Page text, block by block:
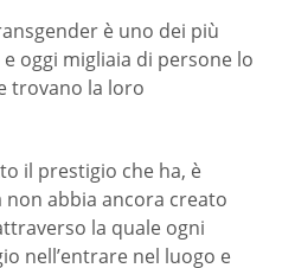
è uno dei più
oggi migliaia di persone lo
trovano la loro
il prestigio che ha, è
abbia ancora creato
la quale ogni
nell’entrare nel luogo e